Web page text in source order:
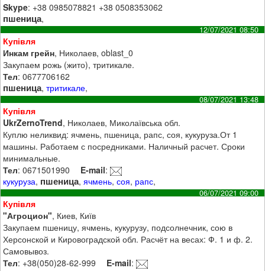
Skype: +38 0985078821 +38 0508353062
пшеница,
12/07/2021 08:50
Купівля
Инкам грейн, Николаев, oblast_0
Закупаем рожь (жито), тритикале.
Тел: 0677706162
пшеница,тритикале,
08/07/2021 13:48
Купівля
UkrZernoTrend, Николаев, Миколаївська обл.
Куплю неликвид: ячмень, пшеница, рапс, соя, кукуруза.От 1
машины. Работаем с посредниками. Наличный расчет. Сроки
минимальные.
Тел: 0671501990 E-mail:
кукуруза, пшеница,ячмень,соя, рапс,
06/07/2021 09:00
Купівля
"Агроцион", Киев, Київ
Закупаем пшеницу, ячмень, кукурузу, подсолнечник, сою в
Херсонской и Кировоградской обл. Расчёт на весах: Ф. 1 и ф. 2.
Самовывоз.
Тел: +38(050)28-62-999 E-mail: